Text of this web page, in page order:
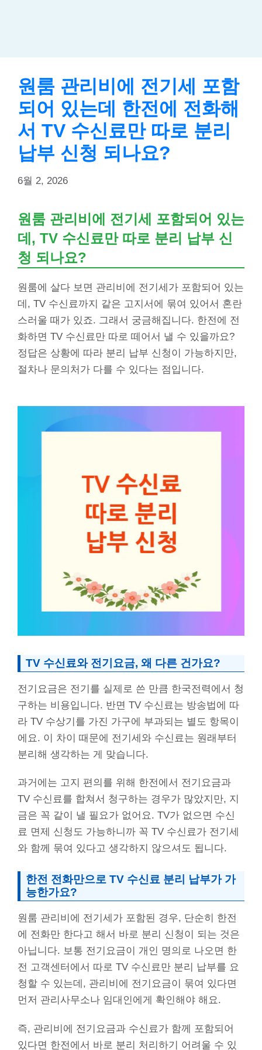
원룸 관리비에 전기세 포함
되어 있는데 한전에 전화해
서 TV 수신료만 따로 분리
납부 신청 되나요?
6월 2, 2026
원룸 관리비에 전기세 포함되어 있는
데, TV 수신료만 따로 분리 납부 신
청 되나요?
원룸에 살다 보면 관리비에 전기세가 포함되어 있는
데, TV 수신료까지 같은 고지서에 묶여 있어서 혼란
스러울 때가 있죠. 그래서 궁금해집니다. 한전에 전
화하면 TV 수신료만 따로 떼어서 낼 수 있을까요?
정답은 상황에 따라 분리 납부 신청이 가능하지만,
절차나 문의처가 다를 수 있다는 점입니다.
TV 수신료와 전기요금, 왜 다른 건가요?
전기요금은 전기를 실제로 쓴 만큼 한국전력에서 청
구하는 비용입니다. 반면 TV 수신료는 방송법에 따
라 TV 수상기를 가진 가구에 부과되는 별도 항목이
에요. 이 차이 때문에 전기세와 수신료는 원래부터
분리해 생각하는 게 맞습니다.
과거에는 고지 편의를 위해 한전에서 전기요금과
TV 수신료를 합쳐서 청구하는 경우가 많았지만, 지
금은 꼭 같이 낼 필요가 없어요. TV가 없으면 수신
료 면제 신청도 가능하니까 꼭 TV 수신료가 전기세
와 함께 묶여 있다고 생각하지 않으셔도 됩니다.
한전 전화만으로 TV 수신료 분리 납부가 가
능한가요?
원룸 관리비에 전기세가 포함된 경우, 단순히 한전
에 전화만 한다고 해서 바로 분리 신청이 되는 것은
아닙니다. 보통 전기요금이 개인 명의로 나오면 한
전 고객센터에서 따로 TV 수신료만 분리 납부를 요
청할 수 있는데, 관리비에 전기요금이 묶여 있다면
먼저 관리사무소나 임대인에게 확인해야 해요.
즉, 관리비에 전기요금과 수신료가 함께 포함되어
있다면 한전에서 바로 분리 처리하기 어려울 수 있